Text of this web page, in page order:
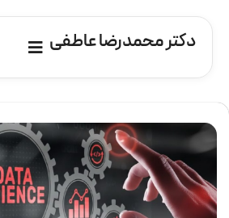
دکتر محمدرضا عاطفی